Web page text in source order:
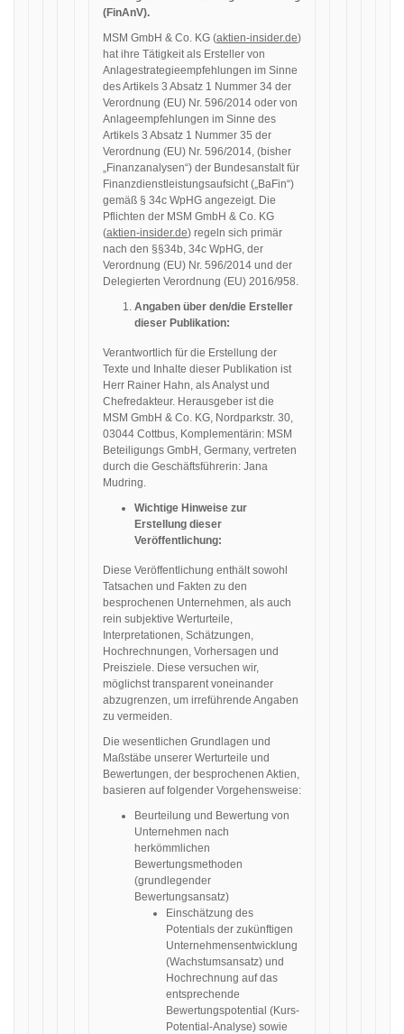
(FinAnV).
MSM GmbH & Co. KG (aktien-insider.de)
hat ihre Tätigkeit als Ersteller von
Anlagestrategieempfehlungen im Sinne
des Artikels 3 Absatz 1 Nummer 34 der
Verordnung (EU) Nr. 596/2014 oder von
Anlageempfehlungen im Sinne des
Artikels 3 Absatz 1 Nummer 35 der
Verordnung (EU) Nr. 596/2014, (bisher
„Finanzanalysen“) der Bundesanstalt für
Finanzdienstleistungsaufsicht („BaFin“)
gemäß § 34c WpHG angezeigt. Die
Pflichten der MSM GmbH & Co. KG
(aktien-insider.de) regeln sich primär
nach den §§34b, 34c WpHG, der
Verordnung (EU) Nr. 596/2014 und der
Delegierten Verordnung (EU) 2016/958.
Angaben über den/die Ersteller
dieser Publikation:
Verantwortlich für die Erstellung der
Texte und Inhalte dieser Publikation ist
Herr Rainer Hahn, als Analyst und
Chefredakteur. Herausgeber ist die
MSM GmbH & Co. KG, Nordparkstr. 30,
03044 Cottbus, Komplementärin: MSM
Beteiligungs GmbH, Germany, vertreten
durch die Geschäftsführerin: Jana
Mudring.
Wichtige Hinweise zur
Erstellung dieser
Veröffentlichung:
Diese Veröffentlichung enthält sowohl
Tatsachen und Fakten zu den
besprochenen Unternehmen, als auch
rein subjektive Werturteile,
Interpretationen, Schätzungen,
Hochrechnungen, Vorhersagen und
Preisziele. Diese versuchen wir,
möglichst transparent voneinander
abzugrenzen, um irreführende Angaben
zu vermeiden.
Die wesentlichen Grundlagen und
Maßstäbe unserer Werturteile und
Bewertungen, der besprochenen Aktien,
basieren auf folgender Vorgehensweise:
Beurteilung und Bewertung von
Unternehmen nach
herkömmlichen
Bewertungsmethoden
(grundlegender
Bewertungsansatz)
Einschätzung des
Potentials der zukünftigen
Unternehmensentwicklung
(Wachstumsansatz) und
Hochrechnung auf das
entsprechende
Bewertungspotential (Kurs-
Potential-Analyse) sowie